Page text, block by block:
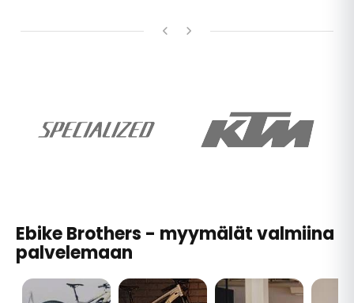
Ebike Brothers - myymälät valmiina
palvelemaan